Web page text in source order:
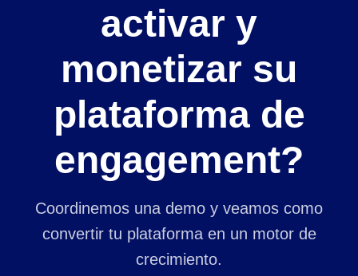
activar y
monetizar su
plataforma de
engagement?
Coordinemos una demo y veamos como
convertir tu plataforma en un motor de
crecimiento.